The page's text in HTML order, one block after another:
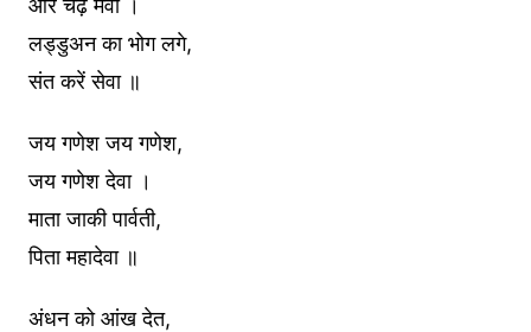
लड्डुअन का भोग लगे,
संत करें सेवा ॥
जय गणेश जय गणेश,
जय गणेश देवा ।
माता जाकी पार्वती,
पिता महादेवा ॥
अंधन को आंख देत,